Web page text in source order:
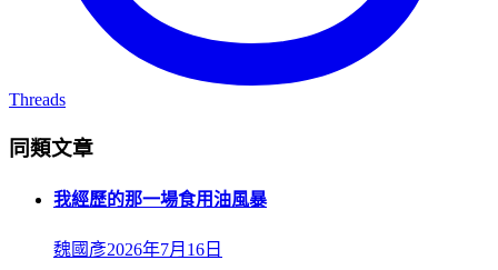
Threads
同類文章
我經歷的那一場食用油風暴
魏國彥2026年7月16日